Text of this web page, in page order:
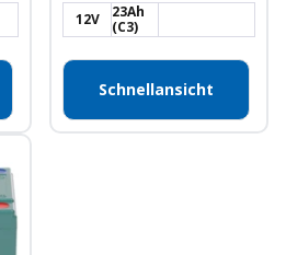
12V
23Ah
(C3)
Schnellansicht